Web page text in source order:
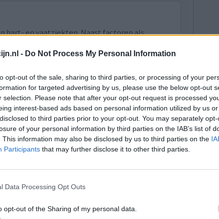
- Do Not Process My Personal Information
opt-out of the sale, sharing to third parties, or processing of your
for targeted advertising by us, please use the below opt-out
selection. Please note that after your opt-out request is processed
interest-based ads based on personal information utilized by us
to third parties prior to your opt-out. You may separately
of your personal information by third parties on the IAB’s list of
This information may also be disclosed by us to third parties on the
Participants that may further disclose it to other third parties.
Data Processing Opt Outs
opt-out of the Sharing of my personal data.
hart- en vaatziekten. Naast factoren als
groot deel bepaald door erfelijke aanleg. Er
te verlagen. Vaak krijg je meer dan één
hebt minder kans op bijwerkingen. Maar
met hypertensie de bloeddruk met geschikte
als een hulpmiddel worden ingezet om tot een
lees meer
leeftijd algehele tevredenheid